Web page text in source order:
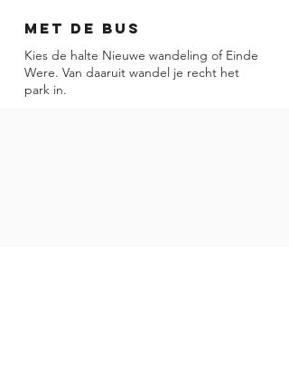
Met de bus
Kies de halte Nieuwe wandeling of Einde
Were. Van daaruit wandel je recht het
park in.